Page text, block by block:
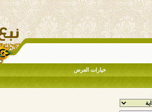
خيارات العرض